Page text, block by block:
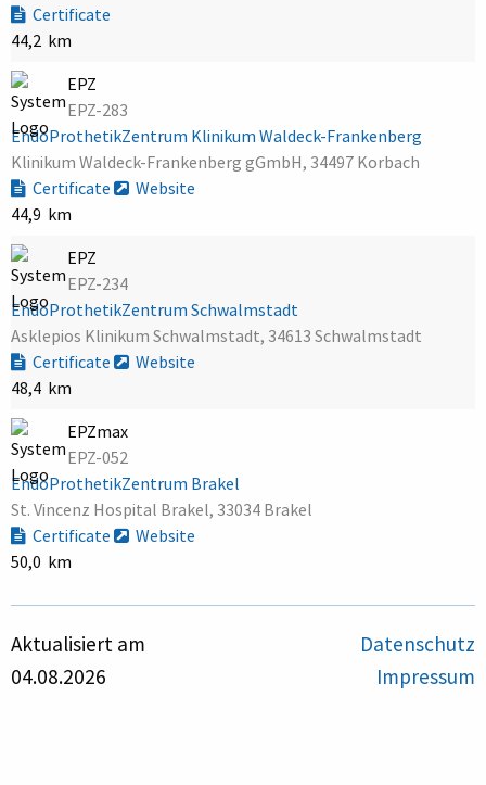
Certificate
44,2 km
EPZ
EPZ-283
EndoProthetikZentrum Klinikum Waldeck-Frankenberg
Klinikum Waldeck-Frankenberg gGmbH, 34497 Korbach
Certificate
Website
44,9 km
EPZ
EPZ-234
EndoProthetikZentrum Schwalmstadt
Asklepios Klinikum Schwalmstadt, 34613 Schwalmstadt
Certificate
Website
48,4 km
EPZmax
EPZ-052
EndoProthetikZentrum Brakel
St. Vincenz Hospital Brakel, 33034 Brakel
Certificate
Website
50,0 km
Aktualisiert am
04.08.2026
Datenschutz
Impressum